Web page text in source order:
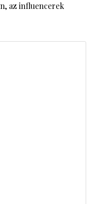
az influencerek